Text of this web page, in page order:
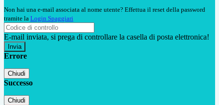
Non hai una e-mail associata al nome utente? Effettua il reset della password
tramite la Login Spaggiari
E-mail inviata, si prega di controllare la casella di posta elettronica!
Errore
Chiudi
Successo
Chiudi